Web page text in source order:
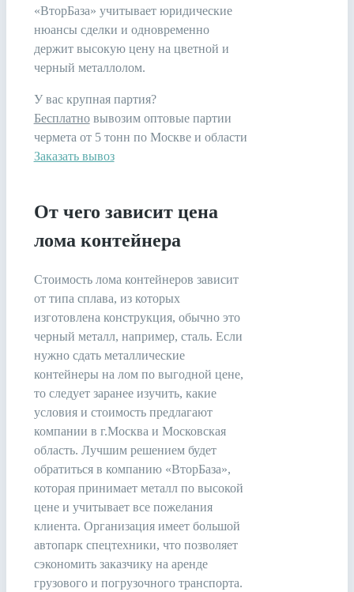
«ВторБаза» учитывает юридические
нюансы сделки и одновременно
держит высокую цену на цветной и
черный металлолом.
У вас крупная партия?
Бесплатновывозим оптовые партии
чермета от 5 тонн по Москве и области
Заказать вывоз
От чего зависит цена
лома контейнера
Стоимость лома контейнеров зависит
от типа сплава, из которых
изготовлена конструкция, обычно это
черный металл, например, сталь. Если
нужно сдать металлические
контейнеры на лом по выгодной цене,
то следует заранее изучить, какие
условия и стоимость предлагают
компании в г.Москва и Московская
область. Лучшим решением будет
обратиться в компанию «ВторБаза»,
которая принимает металл по высокой
цене и учитывает все пожелания
клиента. Организация имеет большой
автопарк спецтехники, что позволяет
сэкономить заказчику на аренде
грузового и погрузочного транспорта.